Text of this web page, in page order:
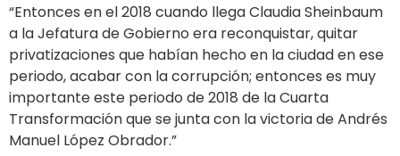
“Entonces en el 2018 cuando llega Claudia Sheinbaum
a la Jefatura de Gobierno era reconquistar, quitar
privatizaciones que habían hecho en la ciudad en ese
periodo, acabar con la corrupción; entonces es muy
importante este periodo de 2018 de la Cuarta
Transformación que se junta con la victoria de Andrés
Manuel López Obrador.”